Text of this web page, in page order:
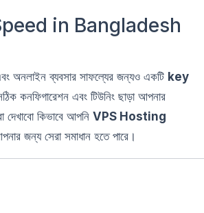
in Bangladesh
অনলাইন ব্যবসার সাফল্যের জন্যও একটি key
কনফিগারেশন এবং টিউনিং ছাড়া আপনার
দেখাবো কিভাবে আপনি VPS Hosting
জন্য সেরা সমাধান হতে পারে।